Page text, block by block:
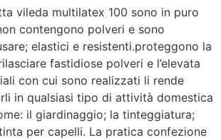
vileda multilatex 100 sono in puro
contengono polveri e sono
elastici e resistenti.proteggono la
fastidiose polveri e l’elevata
con cui sono realizzati li rende
in qualsiasi tipo di attività domestica
il giardinaggio; la tinteggiatura;
per capelli. La pratica confezione